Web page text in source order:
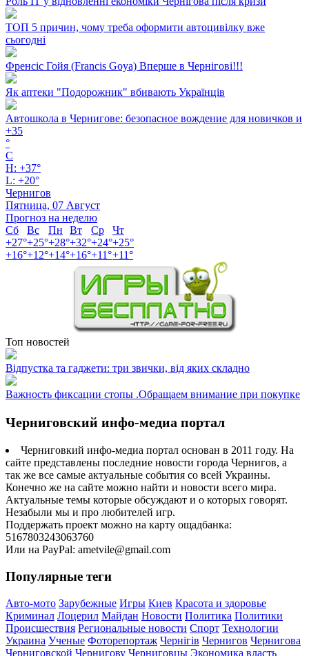
ТОП 5 причин, чому треба оформити автоцивілку вже
сьогодні
Френсіс Гойя (Francis Goya) Вперше в Чернігові!!!
Як аптеки "Подорожник" вбивають Українців
Автошкола в Чернигове: безопасное вождение для новичков и
+35
°
C
H: +37°
L: +20°
Чернигов
Пятница, 07 Август
Прогноз на неделю
Сб
Вс Пн Вт Ср
Чт
+27°+25°+28°+32°+24°+25°
+16°+12°+14°+16°+11°+11°
Топ новостей
Відпустка та гаджети: три звички, від яких складно
Важность фиксации стопы .Обращаем внимание при покупке
Черниговский инфо-медиа портал
Черниговкий инфо-медиа портал основан в 2011 году. На
сайте представлены последние новости города Чернигов, а
так же все самые актуальные события со всей Украины.
Конечно же на сайте можно найти и новости всего мира.
Актуальные темы которые обсуждают и о которых говорят.
Незабыли мы и про любителей игр.
Поддержать проект можно на карту ощадбанка:
5167803243063760
Или на PayPal: ametvile@gmail.com
Популярные теги
Авто-мото Зарубежные Игры Киев Красота и здоровье
Криминал Лоцерил Майдан Новости Политика Политики
Происшествия Региональные новости Спорт Технологии
Украина Ученые Фоторепортаж Чернігів Чернигов Чернигова
Черниговской Чернигову Черниговцы Экономика власть